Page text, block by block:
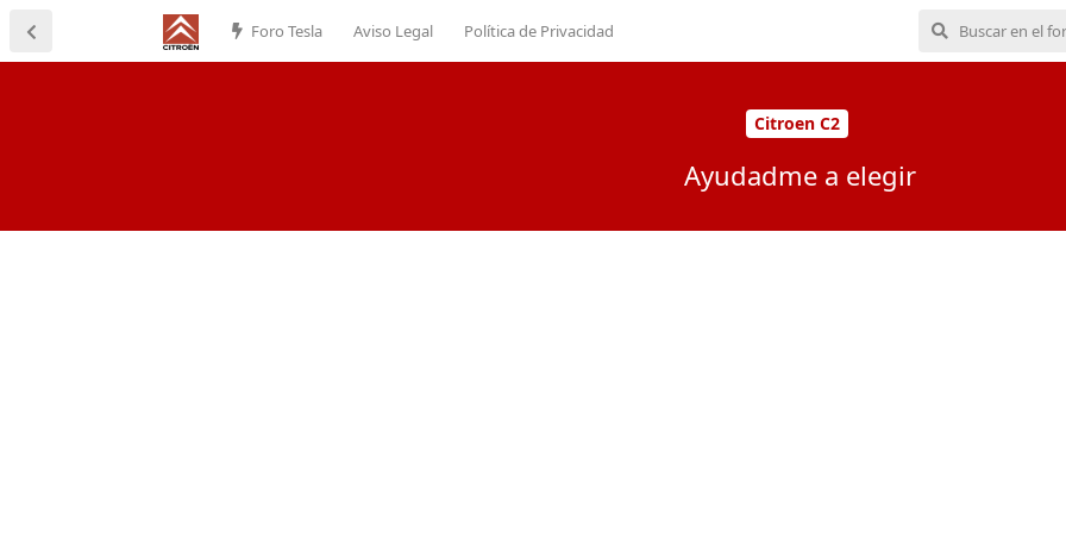
Foro Tesla Aviso Legal Política de Privacidad
Citroen C2
Ayudadme a elegir